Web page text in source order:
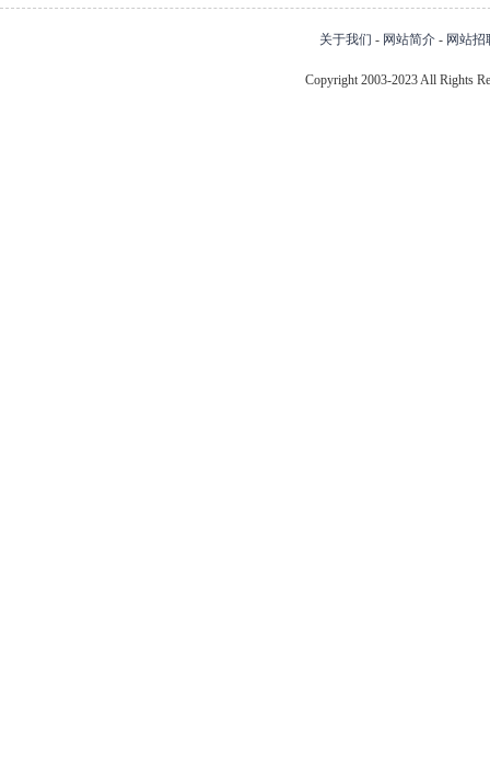
关于我们 - 网站简介 - 网站招
Copyright 2003-2023 All Rights